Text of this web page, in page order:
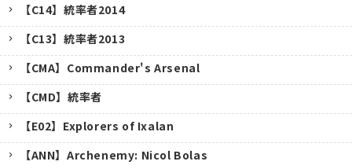
【C14】統率者2014
【C13】統率者2013
【CMA】Commander's Arsenal
【CMD】統率者
【E02】Explorers of Ixalan
【ANN】Archenemy: Nicol Bolas